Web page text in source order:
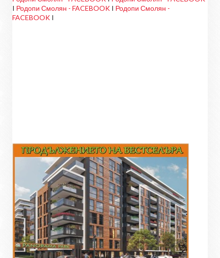
I Родопи Смолян - FACEBOOK I Родопи Смолян -
FACEBOOK I